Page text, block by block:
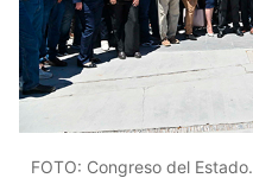
FOTO: Congreso del Estado.